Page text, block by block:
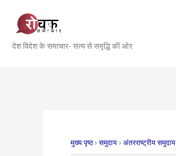
content
देश विदेश के समाचार- सत्य से समृद्धि की ओर
मुख्य पृष्ठ › समुदाय › अंतरराष्ट्रीय समुदाय
navigation